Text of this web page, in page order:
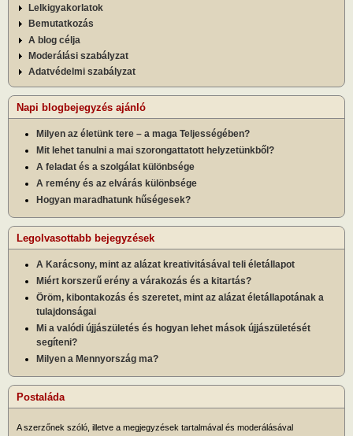
Lelkigyakorlatok
Bemutatkozás
A blog célja
Moderálási szabályzat
Adatvédelmi szabályzat
Napi blogbejegyzés ajánló
Milyen az életünk tere – a maga Teljességében?
Mit lehet tanulni a mai szorongattatott helyzetünkből?
A feladat és a szolgálat különbsége
A remény és az elvárás különbsége
Hogyan maradhatunk hűségesek?
Legolvasottabb bejegyzések
A Karácsony, mint az alázat kreativitásával teli életállapot
Miért korszerű erény a várakozás és a kitartás?
Öröm, kibontakozás és szeretet, mint az alázat életállapotának a
tulajdonságai
Mi a valódi újjászületés és hogyan lehet mások újjászületését
segíteni?
Milyen a Mennyország ma?
Postaláda
A szerzőnek szóló, illetve a megjegyzések tartalmával és moderálásával